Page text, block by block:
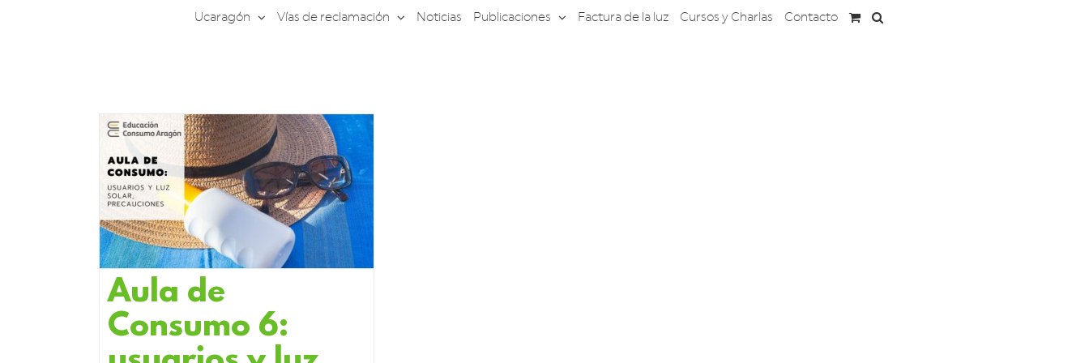
Ucaragón Vías de reclamación Noticias Publicaciones Factura de la luz Cursos y Charlas Contacto
Aula de
Consumo 6: